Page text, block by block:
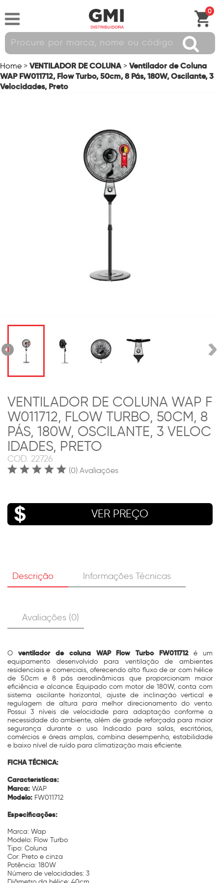
0
Home > VENTILADOR DE COLUNA > Ventilador de Coluna
WAP FW011712, Flow Turbo, 50cm, 8 Pás, 180W, Oscilante, 3
Velocidades, Preto
VENTILADOR DE COLUNA WAP F
W011712, FLOW TURBO, 50CM, 8
PÁS, 180W, OSCILANTE, 3 VELOC
IDADES, PRETO
COD. 22726
(0) Avaliações
VER PREÇO
Descrição Informações Técnicas
Avaliações (0)
O ventilador de coluna WAP Flow Turbo FW011712é um
equipamento desenvolvido para ventilação de ambientes
residenciais e comerciais, oferecendo alto fluxo de ar com hélice
de 50cm e 8 pás aerodinâmicas que proporcionam maior
eficiência e alcance. Equipado com motor de 180W, conta com
sistema oscilante horizontal, ajuste de inclinação vertical e
regulagem de altura para melhor direcionamento do vento.
Possui 3 níveis de velocidade para adaptação conforme a
necessidade do ambiente, além de grade reforçada para maior
segurança durante o uso. Indicado para salas, escritórios,
comércios e áreas amplas, combina desempenho, estabilidade
e baixo nível de ruído para climatização mais eficiente.
FICHA TÉCNICA:
Características:
Marca: WAP
Modelo: FW011712
Especificações:
Marca: Wap
Modelo: Flow Turbo
Tipo: Coluna
Cor: Preto e cinza
Potência: 180W
Número de velocidades: 3